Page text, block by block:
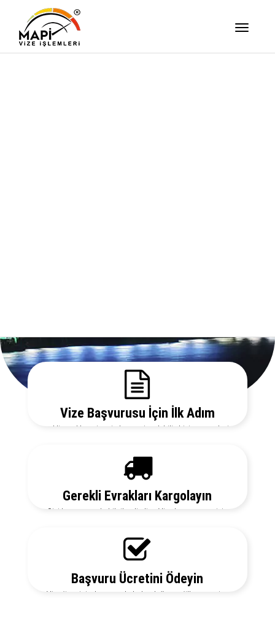
Vize Başvurusu İçin İlk Adım
Gerekli evrakları sitemizden temin edebilir, bizi arayarak vize
Gerekli Evrakları Kargolayın
Sizi her aşamada bilgilendirelim. Vize başvurunuz için
Başvuru Ücretini Ödeyin
Vize ücretiniz, başvuruda bulunduğunuz ülkeye ve vize